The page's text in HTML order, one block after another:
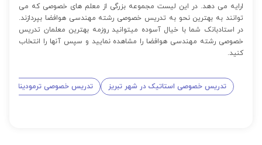
ارایه می دهد. در این لیست مجموعه بزرگی از معلم های خصوصی که می
توانند به بهترین نحو به تدریس خصوصی رشته مهندسی هوافضا بپردازند.
در استادبانک شما با خیال آسوده میتوانید روزمه بهترین معلمان تدریس
خصوصی رشته مهندسی هوافضا را مشاهده نمایید و سپس آنها را انتخاب
کنید.
تدریس خصوصی استاتیک در شهر تبریز تدریس خصوصی ترمودینامیک